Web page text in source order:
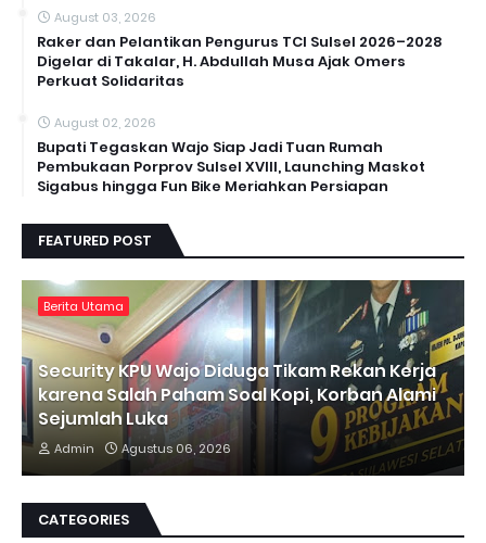
August 03, 2026
Raker dan Pelantikan Pengurus TCI Sulsel 2026–2028
Digelar di Takalar, H. Abdullah Musa Ajak Omers
Perkuat Solidaritas
August 02, 2026
Bupati Tegaskan Wajo Siap Jadi Tuan Rumah
Pembukaan Porprov Sulsel XVIII, Launching Maskot
Sigabus hingga Fun Bike Meriahkan Persiapan
FEATURED POST
Berita Utama
Security KPU Wajo Diduga Tikam Rekan Kerja
karena Salah Paham Soal Kopi, Korban Alami
Sejumlah Luka
Admin Agustus 06, 2026
CATEGORIES